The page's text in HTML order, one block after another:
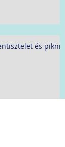
és piknik